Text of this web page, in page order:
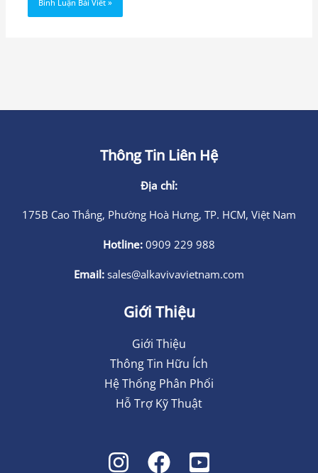
Thông Tin Liên Hệ
Địa chỉ:
175B Cao Thắng, Phường Hoà Hưng, TP. HCM, Việt Nam
Hotline: 0909 229 988
Email: sales@alkavivavietnam.com
Giới Thiệu
Giới Thiệu
Thông Tin Hữu Ích
Hệ Thống Phân Phối
Hỗ Trợ Kỹ Thuật